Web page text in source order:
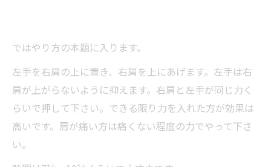
ではやり方の本題に入ります。
左手を右肩の上に置き、右肩を上にあげます。左手は右
肩が上がらないように抑えます。右肩と左手が同じ力く
らいで押して下さい。できる限り力を入れた方が効果は
高いです。肩が痛い方は痛くない程度の力でやって下さ
い。